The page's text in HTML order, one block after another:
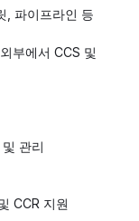
, 파이프라인 등
부에서 CCS 및
관리
CCR 지원